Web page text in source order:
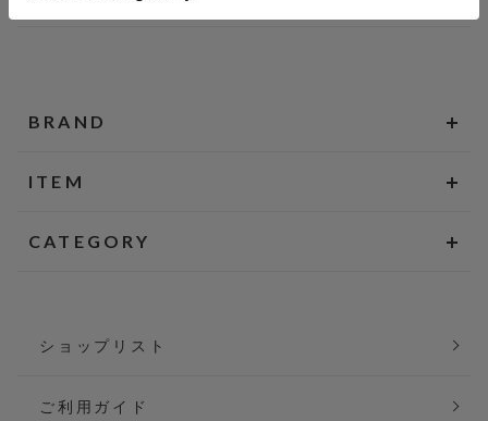
BRAND
ITEM
CATEGORY
ショップリスト
ご利用ガイド